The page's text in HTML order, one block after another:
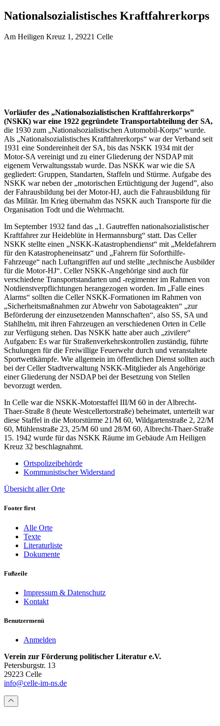
Nationalsozialistisches Kraftfahrerkorps
Am Heiligen Kreuz 1, 29221 Celle
Vorläufer des „Nationalsozialistischen Kraftfahrerkorps”
(NSKK) war eine 1922 gegründete Transportabteilung der SA,
die 1930 zum „Nationalsozialistischen Automobil-Korps“ wurde.
Als „Nationalsozialistisches Kraftfahrerkorps“ war der Verband seit
1931 eine Sondereinheit der SA, bis das NSKK 1934 mit der
Motor-SA vereinigt und zu einer Gliederung der NSDAP mit
eigenem Verwaltungsstab wurde. Das NSKK war wie die SA
gegliedert: Gruppen, Standarten, Staffeln und Stürme. Aufgabe des
NSKK war neben der „motorischen Ertüchtigung der Jugend”, also
der Fahrausbildung bei der Motor-HJ, auch die Fahrausbildung für
das Militär. Im Krieg übernahm das NSKK auch Transporte für die
Organisation Todt und die Wehrmacht.
Im September 1932 fand das „1. Gautreffen nationalsozialistischer
Kraftfahrer zur Heideblüte in Hermannsburg“ statt. Das Celler
NSKK stellte einen „NSKK-Katastrophendienst“ mit „Meldefahrern
für den Katastropheneinsatz“ und „Fahrern für Soforthilfe-
Fahrzeuge“ nach Luftangriffen auf und stellte „technische Ausbilder
für die Motor-HJ“. Celler NSKK-Angehörige sind auch für
verschiedene Transportstandarten und -regimenter im Rahmen von
Notdienstverpflichtungen herangezogen worden. Im „Falle eines
Alarms“ sollten die Celler NSKK-Formationen im Rahmen von
„Sicherheitsmaßnahmen zur Abwehr von Sabotageakten“ „zur
Beförderung der einzusetzenden Mannschaften“, also SS, SA und
Stahlhelm, mit ihren Fahrzeugen an verschiedenen Orten in Celle
zur Verfügung stehen. Das NSKK hatte aber auch „zivilere“
Aufgaben: Es war für Straßenverkehrskontrollen zuständig, führte
Schulungen für die Freiwillige Feuerwehr durch und veranstaltete
Sportwettkämpfe. Wie allgemein im öffentlichen Dienst sollten auch
bei der Celler Stadtverwaltung NSKK-Mitglieder als Angehörige
einer Gliederung der NSDAP bei der Besetzung von Stellen
bevorzugt werden.
In Celle war die NSKK-Motorstaffel III/M 60 in der Albrecht-
Thaer-Straße 8 (heute Westcellertorstraße) beheimatet, unterteilt war
diese Staffel in die Motorstürme 21/M 60, Wildgartenstraße 2, 22/M
60, Mühlenstraße 23, 25/M 60 und 28/M 60, Albrecht-Thaer-Straße
15. 1942 wurde für das NSKK Räume im Gebäude Am Heiligen
Kreuz 32 beschlagnahmt.
Ortspolizeibehörde
Kommunistischer Widerstand
Übersicht aller Orte
Footer first
Alle Orte
Texte
Literaturliste
Dokumente
Fußzeile
Impressum & Datenschutz
Kontakt
Benutzermenü
Anmelden
Verein zur Förderung politischer Literatur e.V.
Petersburgstr. 13
29223 Celle
info@celle-im-ns.de